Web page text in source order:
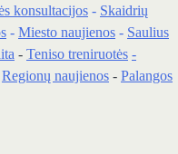
konsultacijos - Skaidrių
- Miesto naujienos - Saulius
- Teniso treniruotės -
Regionų naujienos - Palangos